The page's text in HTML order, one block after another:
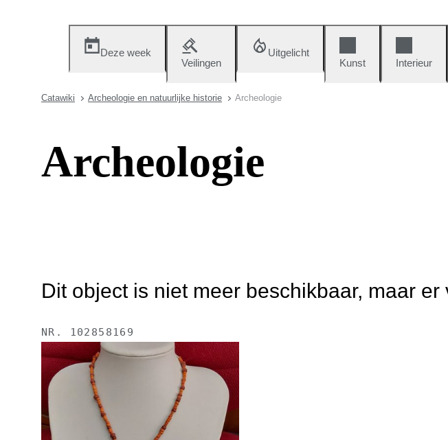
Deze week
Veilingen
Uitgelicht
Kunst
Interieur
Catawiki Archeologie en natuurlijke historie Archeologie
Archeologie
Dit object is niet meer beschikbaar, maar
NR. 102858169